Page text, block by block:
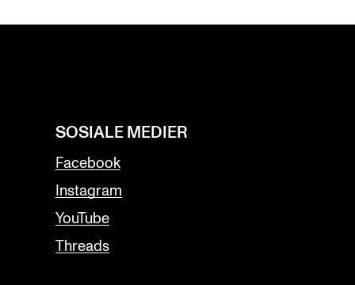
SOSIALE MEDIER
Facebook
Instagram
YouTube
Threads